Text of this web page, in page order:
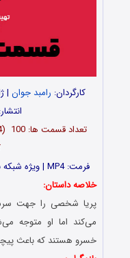
کارگردان: رامبد جوان |
فرمت: MP4 | ویژه شبکه نمایش خانگی | تهیه کننده: رامبد جوان
خلاصه داستان:
پریا شخصی را جهت
می‌کند اما او متوجه
خسرو هستند که باعث